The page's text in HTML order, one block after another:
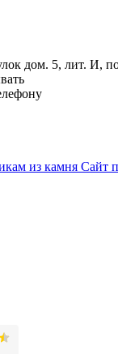
дом. 5, лит. И,
из камня Сайт